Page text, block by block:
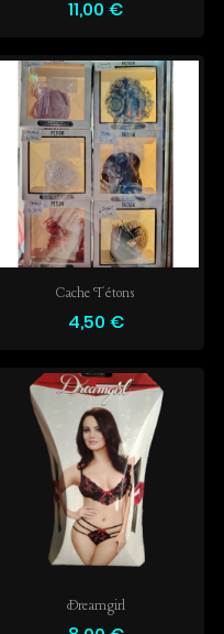
11,00 €
Cache Tétons
4,50 €
Dreamgirl